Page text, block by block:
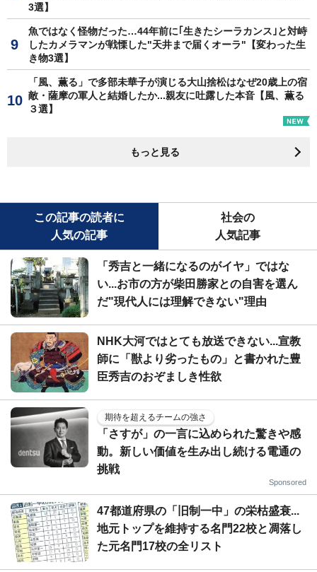
3選】
魚ではなく怪物だった…44年前に｢生きたシーラカンス｣と対峙
したカメラマンが戦慄した"天井まで届くオーラ"【変わった生
き物3選】
「風、薫る」で多部未華子が演じる大山捨松はなぜ20歳上の宿
敵・薩摩の軍人と結婚したか...親友に吐露した本音【風、薫る
３選】
もっと見る
この記事の読者に
人気の記事
社会の
人気記事
「秀吉と一緒になるのがイヤ」ではな
い...お市の方が柴田勝家との自害を選ん
だ"現代人には理解できない"理由
NHK大河ではとても放送できない...宣教
師に「獣より劣ったもの」と書かれた豊
臣秀吉のおぞましき性欲
期待を超えるチームの強さ
「さすが」の一言に込められた驚きや感
動。新しい価値を生み出し続ける電通の
挑戦
Sponsored
47都道府県の「旧制一中」の栄枯盛衰...
地元トップを維持する名門22校と凋落し
た元名門17校の全リスト